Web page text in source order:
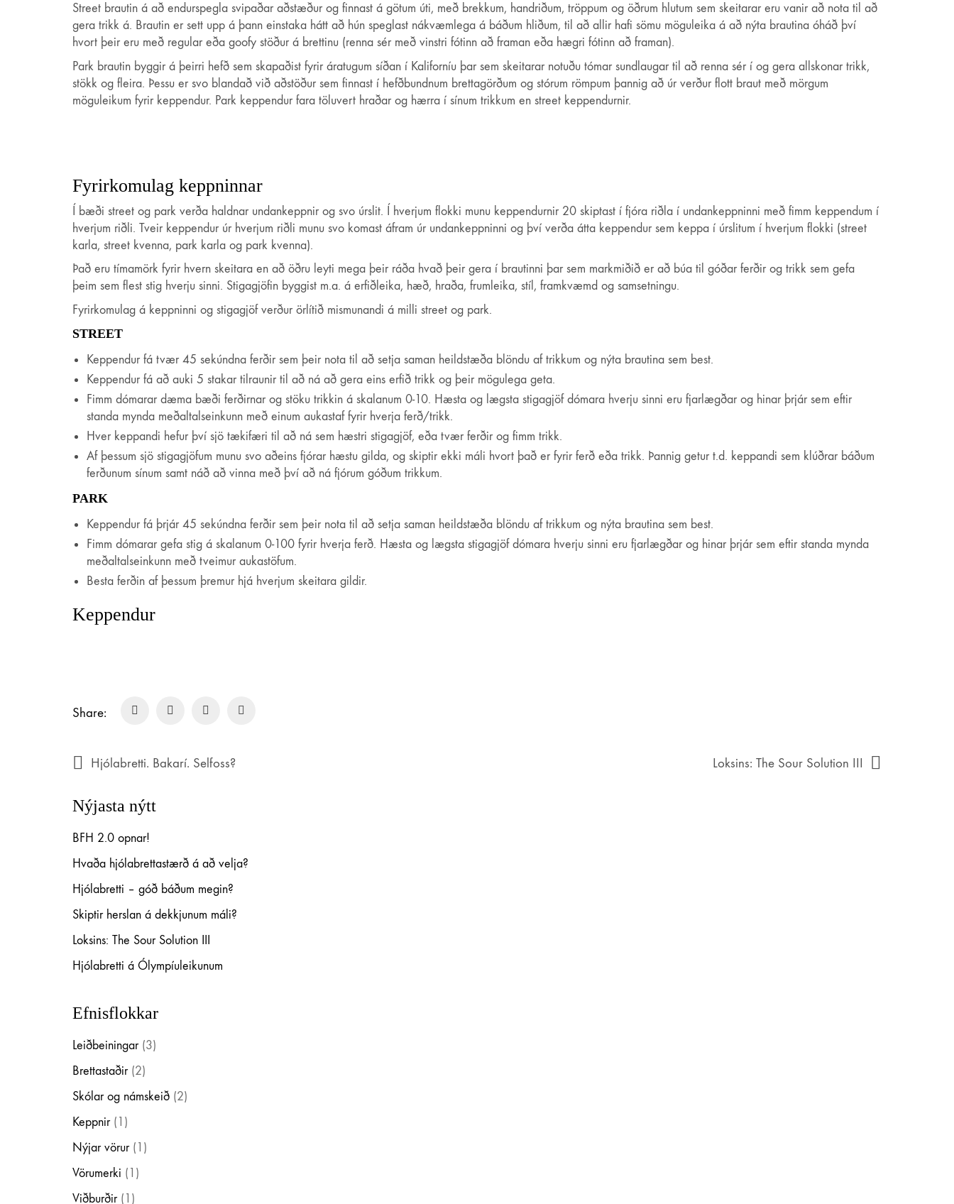
Street brautin á að endurspegla svipaðar aðstæður og finnast á götum úti, með brekkum, handriðum, tröppum og öðrum hlutum sem skeitarar eru vanir að nota til að
gera trikk á. Brautin er sett upp á þann einstaka hátt að hún speglast nákvæmlega á báðum hliðum, til að allir hafi sömu möguleika á að nýta brautina óháð því
hvort þeir eru með regular eða goofy stöður á brettinu (renna sér með vinstri fótinn að framan eða hægri fótinn að framan).
Park brautin byggir á þeirri hefð sem skapaðist fyrir áratugum síðan í Kaliforníu þar sem skeitarar notuðu tómar sundlaugar til að renna sér í og gera allskonar trikk,
stökk og fleira. Þessu er svo blandað við aðstöður sem finnast í hefðbundnum brettagörðum og stórum römpum þannig að úr verður flott braut með mörgum
möguleikum fyrir keppendur. Park keppendur fara töluvert hraðar og hærra í sínum trikkum en street keppendurnir.
Fyrirkomulag keppninnar
Í bæði street og park verða haldnar undankeppnir og svo úrslit. Í hverjum flokki munu keppendurnir 20 skiptast í fjóra riðla í undankeppninni með fimm keppendum í
hverjum riðli. Tveir keppendur úr hverjum riðli munu svo komast áfram úr undankeppninni og því verða átta keppendur sem keppa í úrslitum í hverjum flokki (street
karla, street kvenna, park karla og park kvenna).
Það eru tímamörk fyrir hvern skeitara en að öðru leyti mega þeir ráða hvað þeir gera í brautinni þar sem markmiðið er að búa til góðar ferðir og trikk sem gefa
þeim sem flest stig hverju sinni. Stigagjöfin byggist m.a. á erfiðleika, hæð, hraða, frumleika, stíl, framkvæmd og samsetningu.
Fyrirkomulag á keppninni og stigagjöf verður örlítið mismunandi á milli street og park.
STREET
Keppendur fá tvær 45 sekúndna ferðir sem þeir nota til að setja saman heildstæða blöndu af trikkum og nýta brautina sem best.
Keppendur fá að auki 5 stakar tilraunir til að ná að gera eins erfið trikk og þeir mögulega geta.
Fimm dómarar dæma bæði ferðirnar og stöku trikkin á skalanum 0-10. Hæsta og lægsta stigagjöf dómara hverju sinni eru fjarlægðar og hinar þrjár sem eftir
standa mynda meðaltalseinkunn með einum aukastaf fyrir hverja ferð/trikk.
Hver keppandi hefur því sjö tækifæri til að ná sem hæstri stigagjöf, eða tvær ferðir og fimm trikk.
Af þessum sjö stigagjöfum munu svo aðeins fjórar hæstu gilda, og skiptir ekki máli hvort það er fyrir ferð eða trikk. Þannig getur t.d. keppandi sem klúðrar báðum
ferðunum sínum samt náð að vinna með því að ná fjórum góðum trikkum.
PARK
Keppendur fá þrjár 45 sekúndna ferðir sem þeir nota til að setja saman heildstæða blöndu af trikkum og nýta brautina sem best.
Fimm dómarar gefa stig á skalanum 0-100 fyrir hverja ferð. Hæsta og lægsta stigagjöf dómara hverju sinni eru fjarlægðar og hinar þrjár sem eftir standa mynda
meðaltalseinkunn með tveimur aukastöfum.
Besta ferðin af þessum þremur hjá hverjum skeitara gildir.
Keppendur
Share:
Hjólabretti. Bakarí. Selfoss? Loksins: The Sour Solution III
Nýjasta nýtt
BFH 2.0 opnar!
Hvaða hjólabrettastærð á að velja?
Hjólabretti – góð báðum megin?
Skiptir herslan á dekkjunum máli?
Loksins: The Sour Solution III
Hjólabretti á Ólympíuleikunum
Efnisflokkar
Leiðbeiningar(3)
Brettastaðir(2)
Skólar og námskeið (2)
Keppnir(1)
Nýjar vörur(1)
Vörumerki (1)
Viðburðir(1)
kt. 451120-0500
Vsk.nr. 143306
201 Kópavogur
Skilmálar
Afhending á vörum
Um okkur
Regular er sprottið af einskærum áhuga og ástríðu fyrir hjólabrettum!
Markmiðið er að stuðla að framþróun hjólabretta-greinarinnar á Íslandi, meðal annars með því að fræða nýja (og gamla!) hjólabrettaiðkendur um allt sem viðkemur
Vantar aðstoð?
Viltu vita nánar um vörurnar okkar? Ertu að kaupa gjöf og veist ekki hvað hentar? Eða viltu bara vita meira um eitthvað á síðunni? Ekki hika við að senda okkur línu
og við hjálpum með glöðu geði.
Það er hægt að senda okkur tölvupóst eða skilaboð á Facebook og Instagram og við svörum eins fljótt og auðið er.